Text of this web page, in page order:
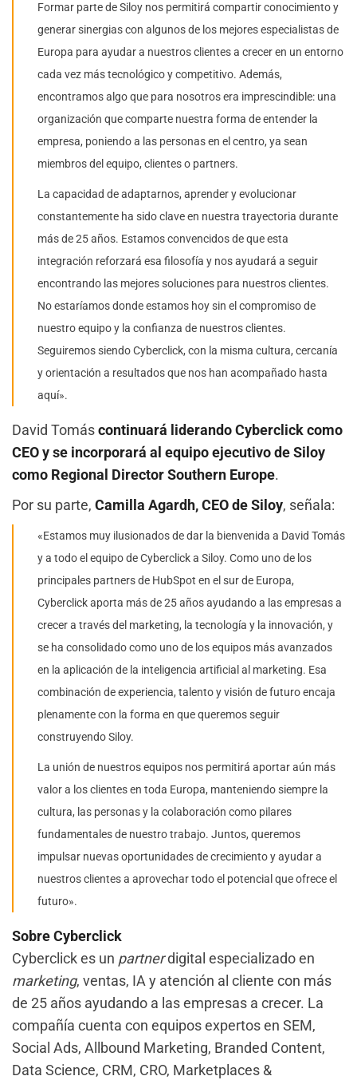
Formar parte de Siloy nos permitirá compartir conocimiento y
generar sinergias con algunos de los mejores especialistas de
Europa para ayudar a nuestros clientes a crecer en un entorno
cada vez más tecnológico y competitivo. Además,
encontramos algo que para nosotros era imprescindible: una
organización que comparte nuestra forma de entender la
empresa, poniendo a las personas en el centro, ya sean
miembros del equipo, clientes o partners.
La capacidad de adaptarnos, aprender y evolucionar
constantemente ha sido clave en nuestra trayectoria durante
más de 25 años. Estamos convencidos de que esta
integración reforzará esa filosofía y nos ayudará a seguir
encontrando las mejores soluciones para nuestros clientes.
No estaríamos donde estamos hoy sin el compromiso de
nuestro equipo y la confianza de nuestros clientes.
Seguiremos siendo Cyberclick, con la misma cultura, cercanía
y orientación a resultados que nos han acompañado hasta
aquí».
David Tomáscontinuará liderando Cyberclick como
CEO y se incorporará al equipo ejecutivo de Siloy
como Regional Director Southern Europe.
Por su parte, Camilla Agardh, CEO de Siloy, señala:
«Estamos muy ilusionados de dar la bienvenida a David Tomás
y a todo el equipo de Cyberclick a Siloy. Como uno de los
principales partners de HubSpot en el sur de Europa,
Cyberclick aporta más de 25 años ayudando a las empresas a
crecer a través del marketing, la tecnología y la innovación, y
se ha consolidado como uno de los equipos más avanzados
en la aplicación de la inteligencia artificial al marketing. Esa
combinación de experiencia, talento y visión de futuro encaja
plenamente con la forma en que queremos seguir
construyendo Siloy.
La unión de nuestros equipos nos permitirá aportar aún más
valor a los clientes en toda Europa, manteniendo siempre la
cultura, las personas y la colaboración como pilares
fundamentales de nuestro trabajo. Juntos, queremos
impulsar nuevas oportunidades de crecimiento y ayudar a
nuestros clientes a aprovechar todo el potencial que ofrece el
futuro».
Sobre Cyberclick
Cyberclick es un partnerdigital especializado en
marketing, ventas, IA y atención al cliente con más
de 25 años ayudando a las empresas a crecer. La
compañía cuenta con equipos expertos en SEM,
Social Ads, Allbound Marketing, Branded Content,
Data Science, CRM, CRO, Marketplaces &